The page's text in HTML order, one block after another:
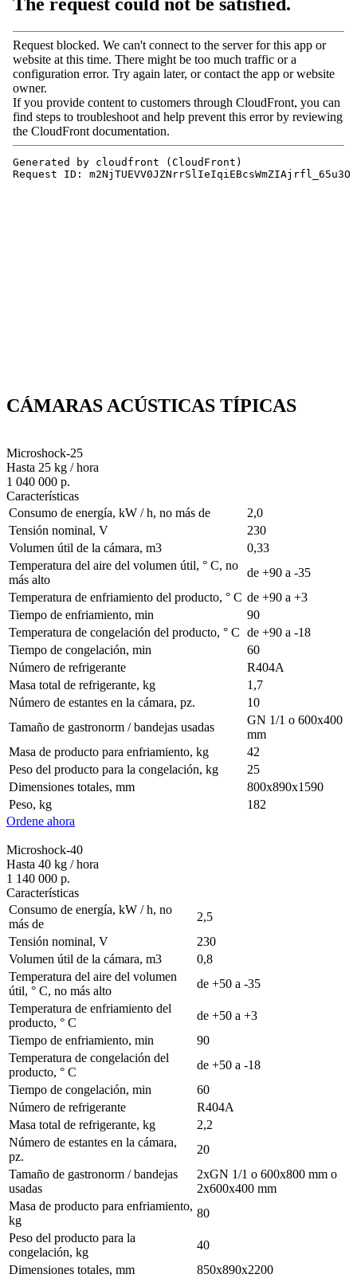
CÁMARAS ACÚSTICAS TÍPICAS
Microshock-25
Hasta 25 kg / hora
1 040 000 р.
Características
Consumo de energía, kW / h, no más de
2,0
Tensión nominal, V
230
Volumen útil de la cámara, m3
0,33
Temperatura del aire del volumen útil, ° С, no
más alto
de +90 a -35
Temperatura de enfriamiento del producto, ° С de +90 a +3
Tiempo de enfriamiento, min
90
Temperatura de congelación del producto, ° С de +90 a -18
Tiempo de congelación, min
60
Número de refrigerante
R404A
Masa total de refrigerante, kg
1,7
Número de estantes en la cámara, pz.
10
Tamaño de gastronorm / bandejas usadas
GN 1/1 o 600х400
mm
Masa de producto para enfriamiento, kg
42
Peso del producto para la congelación, kg
25
Dimensiones totales, mm
800х890х1590
Peso, kg
182
Ordene ahora
Microshock-40
Hasta 40 kg / hora
1 140 000 р.
Características
Consumo de energía, kW / h, no
más de
2,5
Tensión nominal, V
230
Volumen útil de la cámara, m3
0,8
Temperatura del aire del volumen
útil, ° С, no más alto
de +50 a -35
Temperatura de enfriamiento del
producto, ° С
de +50 a +3
Tiempo de enfriamiento, min
90
Temperatura de congelación del
producto, ° С
de +50 a -18
Tiempo de congelación, min
60
Número de refrigerante
R404A
Masa total de refrigerante, kg
2,2
Número de estantes en la cámara,
pz.
20
Tamaño de gastronorm / bandejas
usadas
2xGN 1/1 o 600х800 mm o
2х600х400 mm
Masa de producto para enfriamiento,
kg
80
Peso del producto para la
congelación, kg
40
Dimensiones totales, mm
850х890х2200